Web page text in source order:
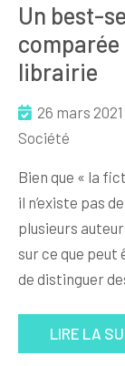
Un best-
librairie
26 mars 2021
Société
Bien que « la
il n’existe pas
plusieurs
sur ce que
de distinguer
LIRE LA